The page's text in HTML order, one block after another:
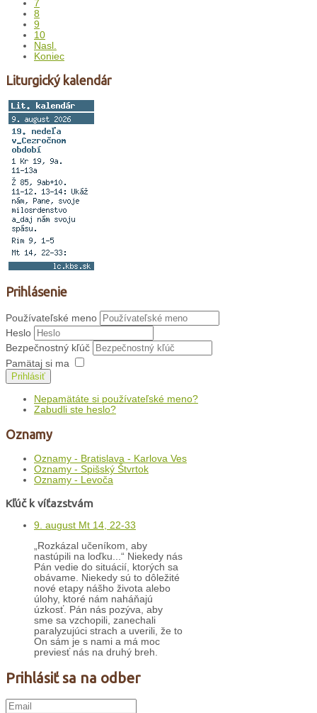
7
8
9
10
Nasl.
Koniec
Liturgický kalendár
Prihlásenie
Používateľské meno
Heslo
Bezpečnostný kľúč
Pamätaj si ma
Prihlásiť
Nepamätáte si používateľské meno?
Zabudli ste heslo?
Oznamy
Oznamy - Bratislava - Karlova Ves
Oznamy - Spišský Štvrtok
Oznamy - Levoča
Kľúč k víťazstvám
9. august Mt 14, 22-33
„Rozkázal učeníkom, aby
nastúpili na loďku...“ Niekedy nás
Pán vedie do situácií, ktorých sa
obávame. Niekedy sú to dôležité
nové etapy nášho života alebo
úlohy, ktoré nám naháňajú
úzkosť. Pán nás pozýva, aby
sme sa vzchopili, zanechali
paralyzujúci strach a uverili, že to
On sám je s nami a má moc
previesť nás na druhý breh.
Prihlásiť sa na odber